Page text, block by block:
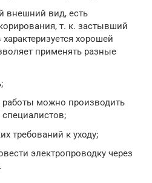
внешний вид, есть
т. к. застывший
хорошей
применять разные
можно производить
требований к уходу;
электропроводку через